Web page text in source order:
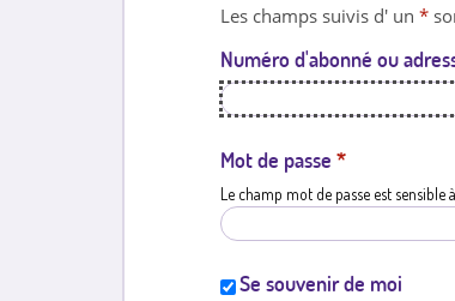
Les champs suivis d' un *
Numéro d'abonné ou
Mot de passe *
Le champ mot de passe est
Se souvenir de moi